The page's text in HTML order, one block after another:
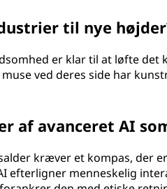
til nye
er klar til at løfte det
ved deres side har
af avanceret AI
kræver et kompas, der
efterligner menneskelig